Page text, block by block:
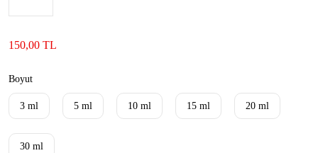
150,00 TL
Boyut
3 ml 5 ml 10 ml 15 ml 20 ml
30 ml